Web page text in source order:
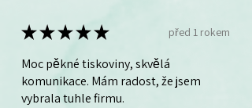
★★★★★ před 1 rokem
Moc pěkné tiskoviny, skvělá
komunikace. Mám radost, že jsem
vybrala tuhle firmu.